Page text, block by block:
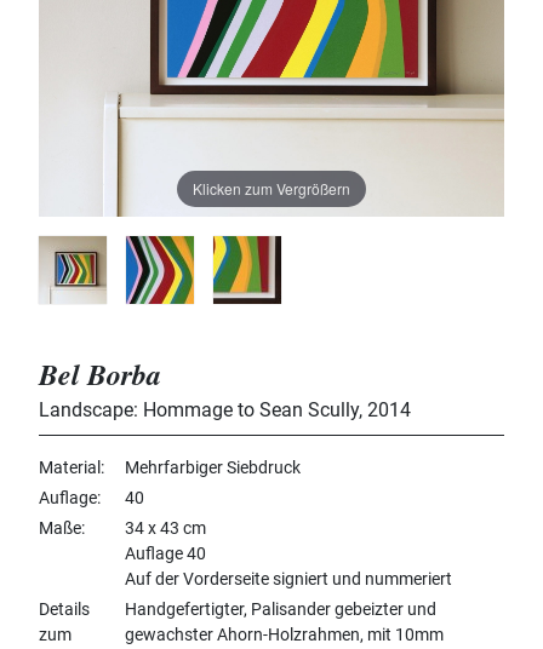
Klicken zum Vergrößern
Bel Borba
Landscape: Hommage to Sean Scully, 2014
Material
Mehrfarbiger Siebdruck
Auflage
40
Maße
34 x 43 cm
Auflage 40
Auf der Vorderseite signiert und nummeriert
Details
zum
Handgefertigter, Palisander gebeizter und
gewachster Ahorn-Holzrahmen, mit 10mm